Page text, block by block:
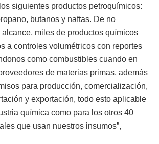
siguientes productos petroquímicos:
butanos y naftas. De no
miles de productos químicos
a controles volumétricos con reportes
como combustibles cuando en
de materias primas, además
para producción, comercialización,
y exportación, todo esto aplicable
química como para los otros 40
que usan nuestros insumos”,